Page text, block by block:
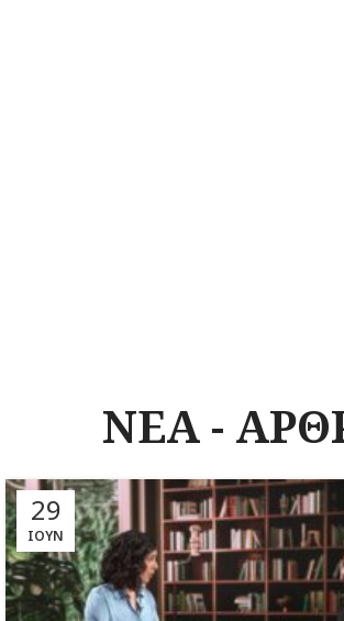
ΝΕΑ -
29
ΙΟΎΝ